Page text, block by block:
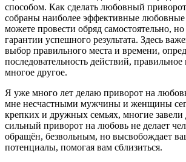
способом. Как сделать любовный
собраны наиболее эффективные
можете провести обряд самостоятельно,
гарантии успешного результата. Здесь
выбор правильного места и времени,
последовательность действий, правильное
многое другое.
Я уже много лет делаю приворот на
мне несчастными мужчины и женщины
крепких и дружных семьях, многие завели
сильный приворот на любовь не делает
обращён, безвольным, но высвобождает
потенциалы, помогая вам сблизиться.